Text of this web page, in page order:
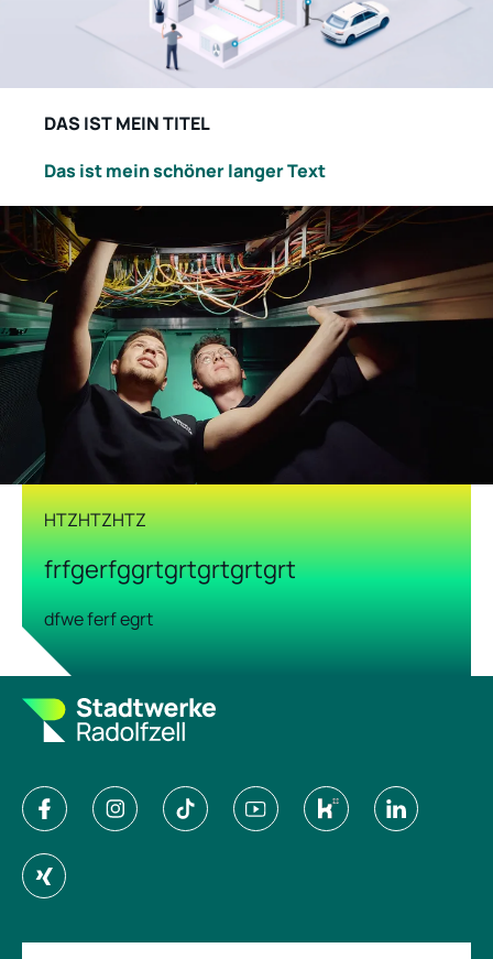
DAS IST MEIN TITEL
Das ist mein schöner langer Text
HTZHTZHTZ
frfgerfggrtgrtgrtgrtgrt
dfwe ferf egrt